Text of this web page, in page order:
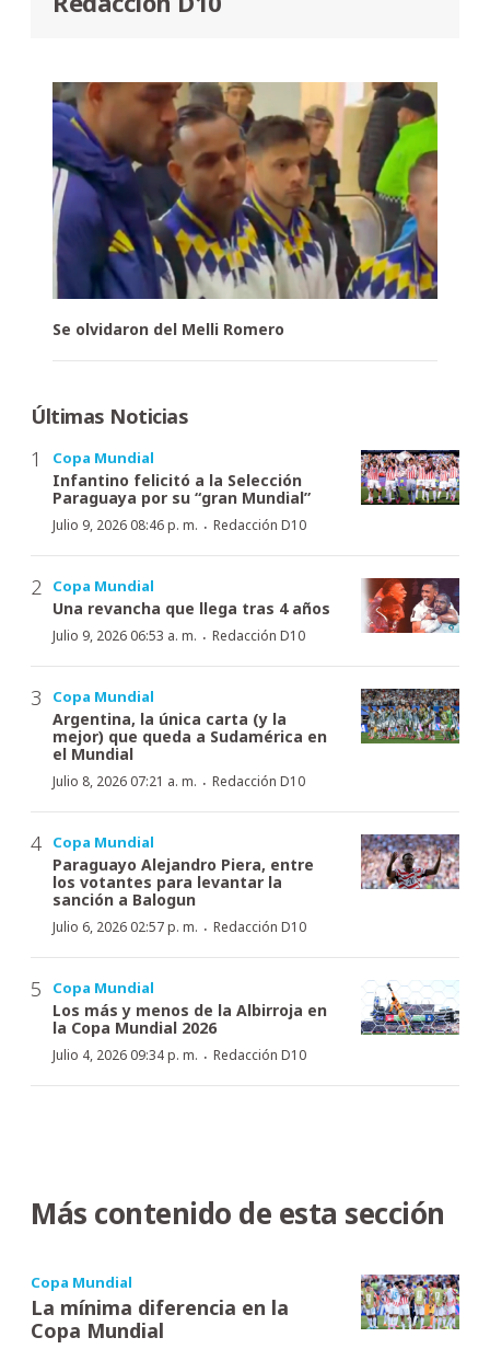
Se olvidaron del Melli Romero
Últimas Noticias
Copa Mundial
Infantino felicitó a la Selección
Paraguaya por su “gran Mundial”
Julio 9, 2026 08:46 p. m. · Redacción D10
Copa Mundial
Una revancha que llega tras 4 años
Julio 9, 2026 06:53 a. m. · Redacción D10
Copa Mundial
Argentina, la única carta (y la
mejor) que queda a Sudamérica en
el Mundial
Julio 8, 2026 07:21 a. m. · Redacción D10
Copa Mundial
Paraguayo Alejandro Piera, entre
los votantes para levantar la
sanción a Balogun
Julio 6, 2026 02:57 p. m. · Redacción D10
Copa Mundial
Los más y menos de la Albirroja en
la Copa Mundial 2026
Julio 4, 2026 09:34 p. m. · Redacción D10
Más contenido de esta sección
Copa Mundial
La mínima diferencia en la
Copa Mundial